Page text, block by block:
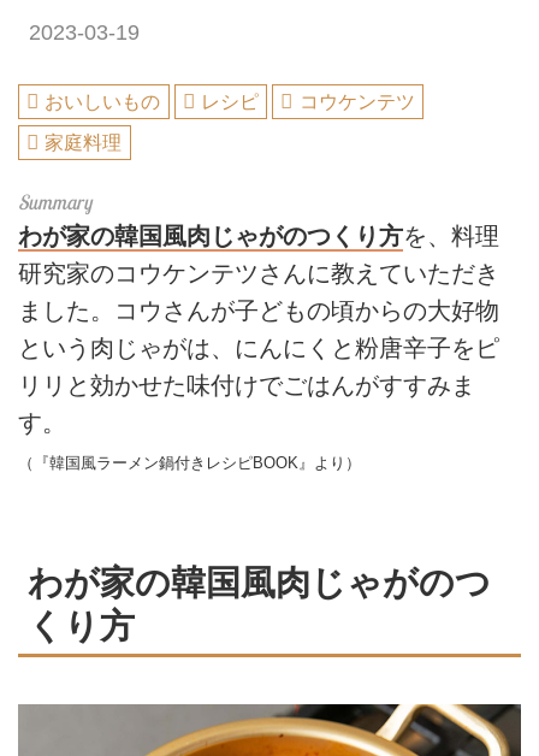
2023-03-19
おいしいもの レシピ
コウケンテツ
家庭料理
わが家の韓国風肉じゃがのつくり方を、料理
研究家のコウケンテツさんに教えていただき
ました。コウさんが子どもの頃からの大好物
という肉じゃがは、にんにくと粉唐辛子をピ
リリと効かせた味付けでごはんがすすみま
す。
（『韓国風ラーメン鍋付きレシピBOOK』より）
わが家の韓国風肉じゃがのつ
くり方